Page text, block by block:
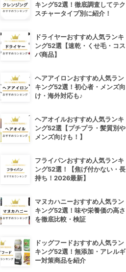
キング52選！徹底調査してテク
スチャータイプ別に紹介！
ドライヤーおすすめ人気ランキ
ング52選【速乾・くせ毛・コス
パ商品】
ヘアアイロンおすすめ人気ラン
キング52選！初心者・メンズ向
け・海外対応も♪
ヘアオイルおすすめ人気ランキ
ング52選【プチプラ・髪質別や
メンズ向けも！】
フライパンおすすめ人気ランキ
ング52選！【焦げ付かない・長
持ち！2026最新】
マヌカハニーおすすめ人気ラン
キング52選！味や栄養価の高さ
を徹底比較・検証
ドッグフードおすすめ人気ラン
キング52選！無添加・アレルギ
ー対策商品を紹介